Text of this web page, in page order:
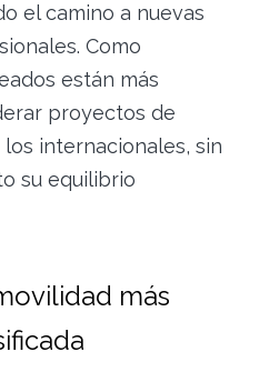
el camino a nuevas
Como
están más
proyectos de
internacionales, sin
su equilibrio
más